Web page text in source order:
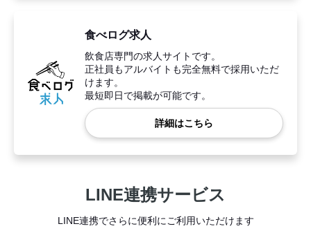
食べログ求人
飲食店専門の求人サイトです。
正社員もアルバイトも完全無料で採用いただ
けます。
最短即日で掲載が可能です。
詳細はこちら
LINE連携サービス
LINE連携でさらに便利にご利用いただけます